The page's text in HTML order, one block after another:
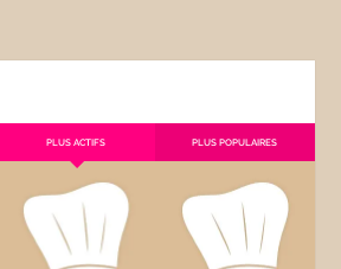
PLUS ACTIFS PLUS POPULAIRES